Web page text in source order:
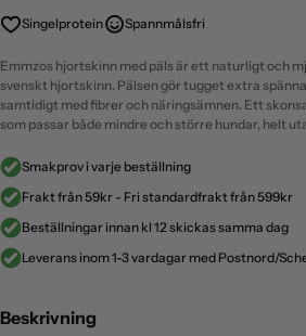
Singelprotein Spannmålsfri
Emmzos hjortskinn med päls är ett naturligt och
svenskt hjortskinn. Pälsen gör tugget extra
samtidigt med fibrer och näringsämnen. Ett
som passar både mindre och större hundar, helt
Smakprov i varje beställning
Frakt från 59kr - Fri standardfrakt från 599kr
Beställningar innan kl 12 skickas samma dag
Leverans inom 1-3 vardagar med Postnord/
Beskrivning